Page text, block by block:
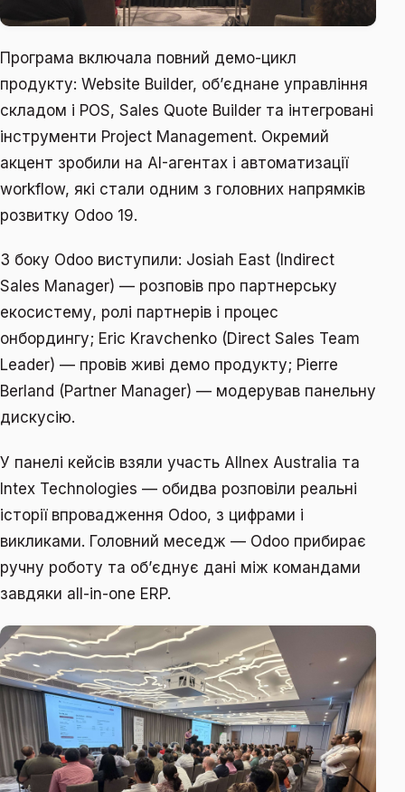
Програма включала повний демо-цикл
продукту: Website Builder, обʼєднане управління
складом і POS, Sales Quote Builder та інтегровані
інструменти Project Management. Окремий
акцент зробили на AI-агентах і автоматизації
workflow, які стали одним з головних напрямків
розвитку Odoo 19.
З боку Odoo виступили: Josiah East (Indirect
Sales Manager) — розповів про партнерську
екосистему, ролі партнерів і процес
онбордингу; Eric Kravchenko (Direct Sales Team
Leader) — провів живі демо продукту; Pierre
Berland (Partner Manager) — модерував панельну
дискусію.
У панелі кейсів взяли участь Allnex Australia та
Intex Technologies — обидва розповіли реальні
історії впровадження Odoo, з цифрами і
викликами. Головний меседж — Odoo прибирає
ручну роботу та обʼєднує дані між командами
завдяки all-in-one ERP.